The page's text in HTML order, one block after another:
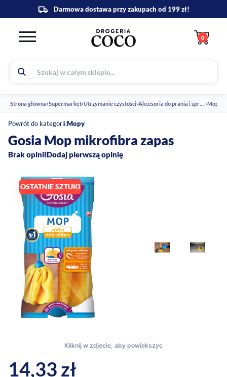
0
Strona główna›Supermarket›Utrzymanie czystości› Akcesoria do prania i sprzątania ›Mopy
OSTATNIE SZTUKI
Powrót do kategorii:Mopy
Gosia Mop mikrofibra zapas
Brak opiniiDodaj pierwszą opinię
14,33zł